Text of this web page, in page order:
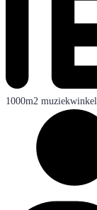
1000m2 muziekwinkel